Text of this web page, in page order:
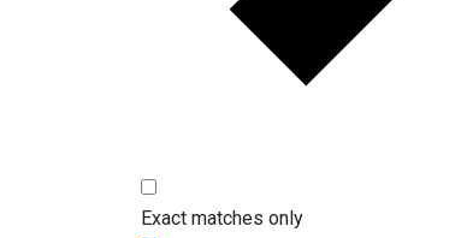
Exact matches only